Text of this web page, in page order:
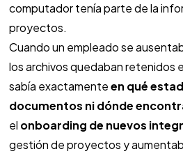
computador tenía parte de la
proyectos.
Cuando un empleado se
los archivos quedaban retenidos
sabía exactamenteen qué
documentos ni dónde
el onboarding de nuevos
gestión de proyectos y